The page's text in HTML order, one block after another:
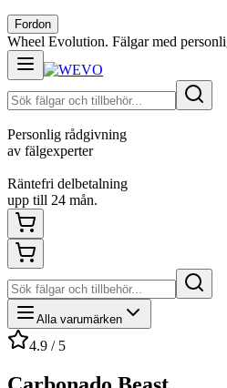
Fordon
Wheel Evolution. Fälgar med
Personlig rådgivning
av fälgexperter
Räntefri delbetalning
upp till 24 mån.
Alla varumärken
4.9 / 5